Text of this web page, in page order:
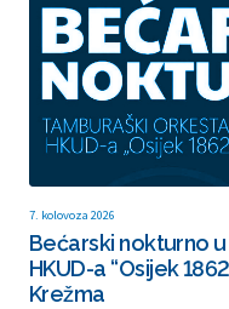
7. kolovoza 2026
Bećarski nokturno
HKUD-a “Osijek
Krežma